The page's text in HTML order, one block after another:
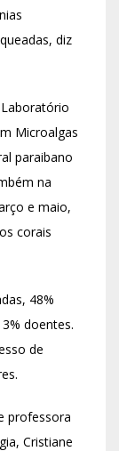
diz
Microalgas
paraibano
na
e maio,
corais
48%
doentes.
de
professora
Cristiane